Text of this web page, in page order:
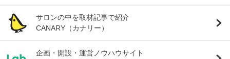
サロンの中を取材記事で紹介
CANARY（カナリー）
企画・開設・運営ノウハウサイト